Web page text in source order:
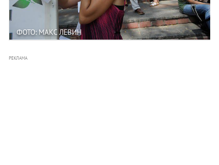
ФОТО: МАКС ЛЕВИН
РЕКЛАМА